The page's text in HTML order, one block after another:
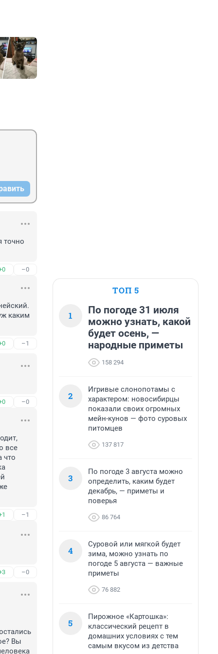
точно
–0
каким
–1
–0
все
что
–1
–0
Вы
ТОП 5
1
По погоде 31 июля
можно узнать, какой
будет осень, —
народные приметы
158 294
2
Игривые слонопотамы с
характером: новосибирцы
показали своих огромных
мейн-кунов — фото суровых
питомцев
137 817
3
По погоде 3 августа можно
определить, каким будет
декабрь, — приметы и
поверья
86 764
4
Суровой или мягкой будет
зима, можно узнать по
погоде 5 августа — важные
приметы
76 882
5
Пирожное «Картошка»:
классический рецепт в
домашних условиях с тем
самым вкусом из детства